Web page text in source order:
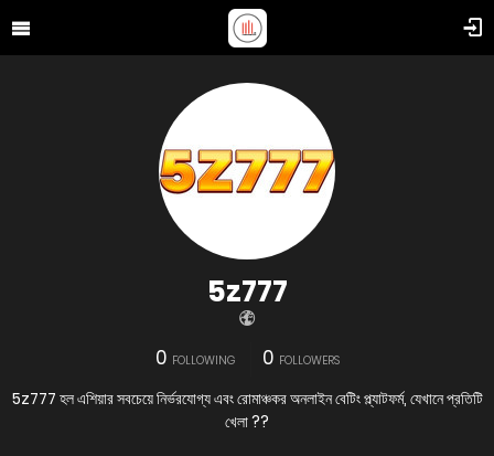
5z777
0 FOLLOWING 0 FOLLOWERS
5z777 হল এশিয়ার সবচেয়ে নির্ভরযোগ্য এবং রোমাঞ্চকর অনলাইন বেটিং প্ল্যাটফর্ম, যেখানে প্রতিটি
খেলা ??